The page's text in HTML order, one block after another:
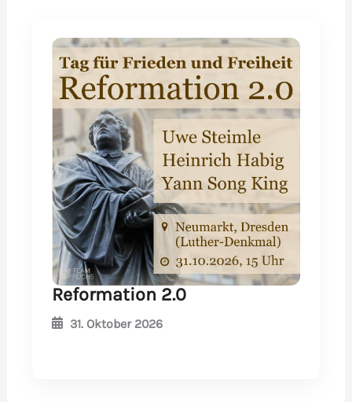
Reformation 2.0
31. Oktober 2026